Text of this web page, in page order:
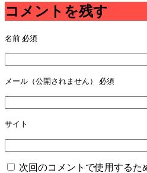
コメントを残す
名前 必須
メール（公開されません） 必須
サイト
次回のコメントで使用するた